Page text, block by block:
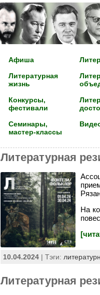
Афиша
Литературная
жизнь
Конкурсы,
фестивали
Семинары,
мастер-классы
Литературная
На
10.04.2024| Тэги:
Литературная